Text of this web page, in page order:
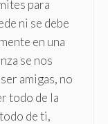
para
ni se debe
en una
se nos
amigas, no
todo de la
de ti,